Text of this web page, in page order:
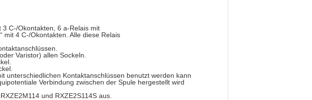
C-/Okontakten, 6 a-Relais mit
mit 4 C-/Okontakten. Alle diese Relais
Varistor) allen Sockeln.
unterschiedlichen Kontaktanschlüssen benutzt werden kann
Verbindung zwischen der Spule hergestellt wird
und RXZE2S114S aus.